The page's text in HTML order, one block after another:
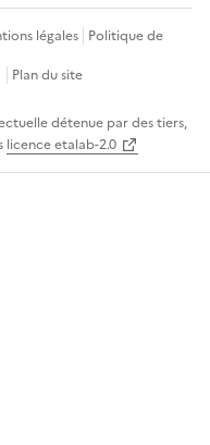
légales Politique de
Plan du site
détenue par des tiers,
licence etalab-2.0